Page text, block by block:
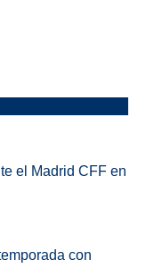
el Madrid CFF en
con